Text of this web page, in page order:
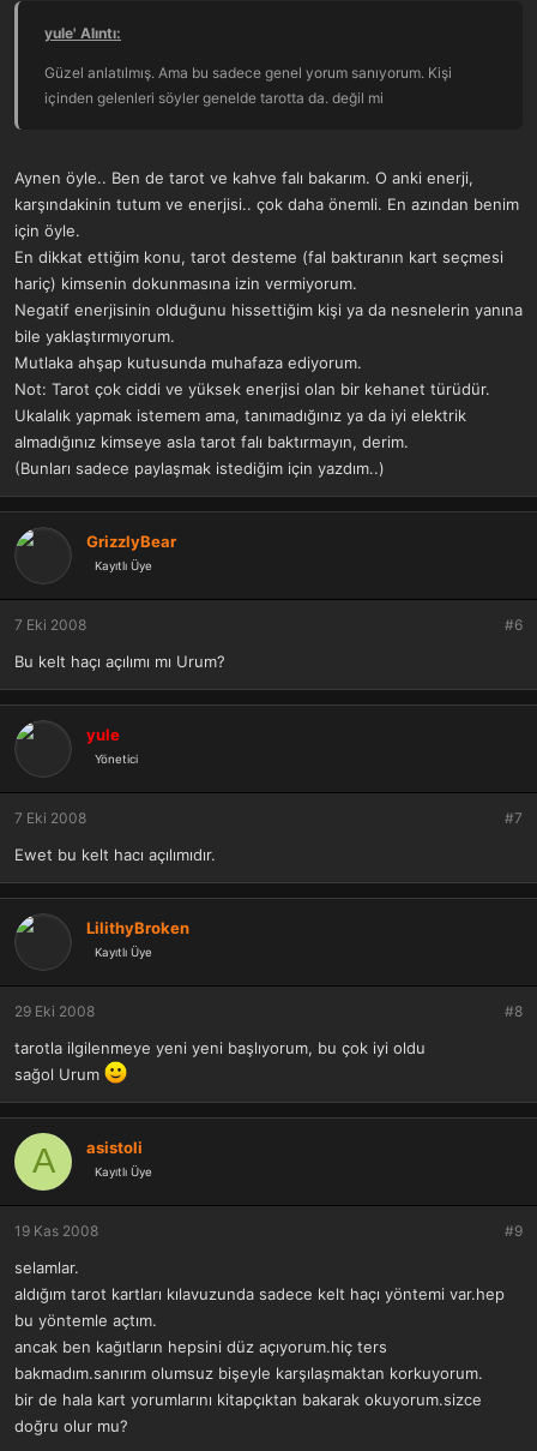
yule' Alıntı:
Güzel anlatılmış. Ama bu sadece genel yorum sanıyorum. Kişi
içinden gelenleri söyler genelde tarotta da. değil mi
Aynen öyle.. Ben de tarot ve kahve falı bakarım. O anki enerji,
karşındakinin tutum ve enerjisi.. çok daha önemli. En azından benim
için öyle.
En dikkat ettiğim konu, tarot desteme (fal baktıranın kart seçmesi
hariç) kimsenin dokunmasına izin vermiyorum.
Negatif enerjisinin olduğunu hissettiğim kişi ya da nesnelerin yanına
bile yaklaştırmıyorum.
Mutlaka ahşap kutusunda muhafaza ediyorum.
Not: Tarot çok ciddi ve yüksek enerjisi olan bir kehanet türüdür.
Ukalalık yapmak istemem ama, tanımadığınız ya da iyi elektrik
almadığınız kimseye asla tarot falı baktırmayın, derim.
(Bunları sadece paylaşmak istediğim için yazdım..)
GrizzlyBear
Kayıtlı Üye
7 Eki 2008 #6
Bu kelt haçı açılımı mı Urum?
yule
Yönetici
7 Eki 2008 #7
Ewet bu kelt hacı açılımıdır.
LilithyBroken
Kayıtlı Üye
29 Eki 2008 #8
tarotla ilgilenmeye yeni yeni başlıyorum, bu çok iyi oldu
sağol Urum
A asistoli
Kayıtlı Üye
19 Kas 2008 #9
selamlar.
aldığım tarot kartları kılavuzunda sadece kelt haçı yöntemi var.hep
bu yöntemle açtım.
ancak ben kağıtların hepsini düz açıyorum.hiç ters
bakmadım.sanırım olumsuz bişeyle karşılaşmaktan korkuyorum.
bir de hala kart yorumlarını kitapçıktan bakarak okuyorum.sizce
doğru olur mu?